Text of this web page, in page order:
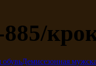
Демисезонная